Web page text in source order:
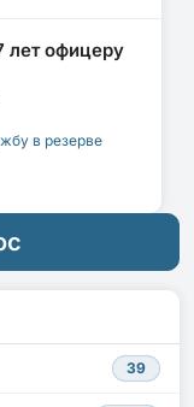
лет офицеру
в резерве
39